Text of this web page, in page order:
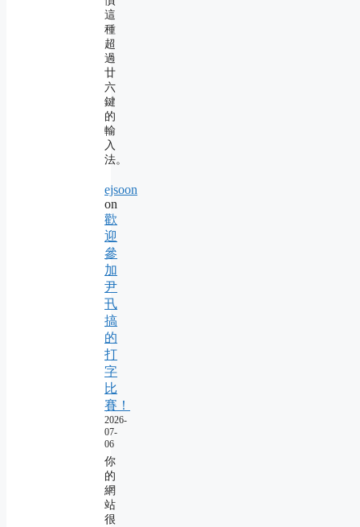
這
種
超
過
廿
六
鍵
的
輸
入
法。
ejsoon
on
歡
迎
參
加
尹
卂
搞
的
打
字
比
賽！
2026-
07-
06
你
的
網
站
很